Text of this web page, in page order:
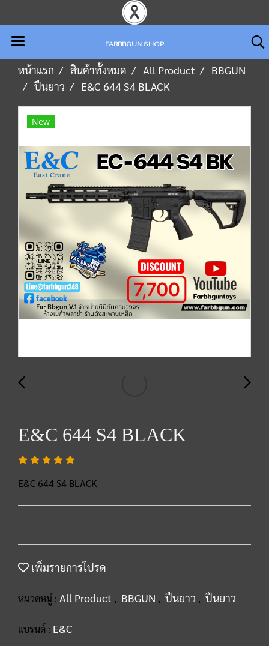
FARBBGUN SHOP
หน้าแรก สินค้าทั้งหมด All Product
BBGUN
ปืนยาว
E&C 644 S4 BLACK
New
E&C 644 S4 BLACK
E&C 644 S4 BLACK
เพิ่มรายการโปรด
หมวดหมู่ : All Product , BBGUN , ปืนยาว , ปืนยาว
แบรนด์ : E&C